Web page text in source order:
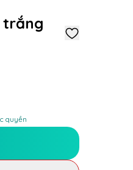
trắng
quyền